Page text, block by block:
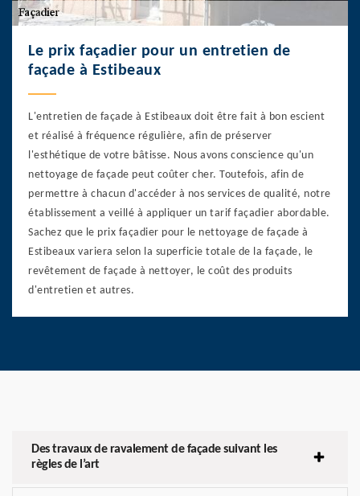
Le prix façadier pour un entretien de
façade à Estibeaux
L'entretien de façade à Estibeaux doit être fait à bon escient
et réalisé à fréquence régulière, afin de préserver
l'esthétique de votre bâtisse. Nous avons conscience qu'un
nettoyage de façade peut coûter cher. Toutefois, afin de
permettre à chacun d'accéder à nos services de qualité, notre
établissement a veillé à appliquer un tarif façadier abordable.
Sachez que le prix façadier pour le nettoyage de façade à
Estibeaux variera selon la superficie totale de la façade, le
revêtement de façade à nettoyer, le coût des produits
d'entretien et autres.
Des travaux de ravalement de façade suivant les
règles de l’art